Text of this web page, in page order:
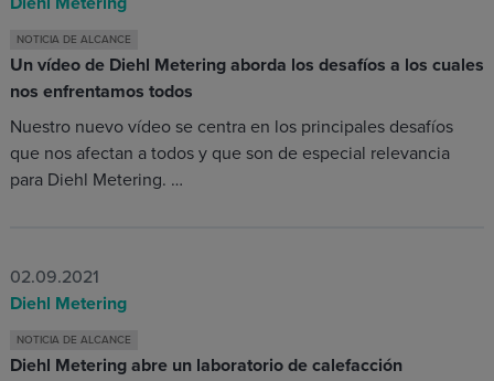
NOTICIA DE ALCANCE
Un vídeo de Diehl Metering aborda los desafíos a los cuales
nos enfrentamos todos
Nuestro nuevo vídeo se centra en los principales desafíos
que nos afectan a todos y que son de especial relevancia
para Diehl Metering. …
02.09.2021
Diehl Metering
NOTICIA DE ALCANCE
Diehl Metering abre un laboratorio de calefacción